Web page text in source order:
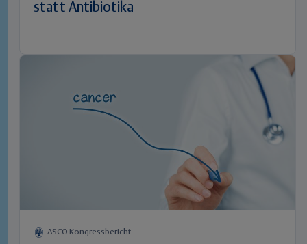
statt Antibiotika
ASCO Kongressbericht